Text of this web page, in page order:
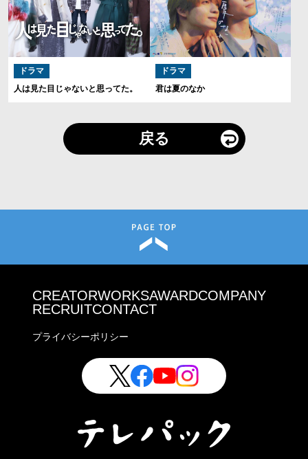
ドラマ
⼈は⾒た⽬じゃないと思ってた。
ドラマ
君は夏のなか
戻る
CREATORWORKSAWARDCOMPANY
RECRUITCONTACT
プライバシーポリシー